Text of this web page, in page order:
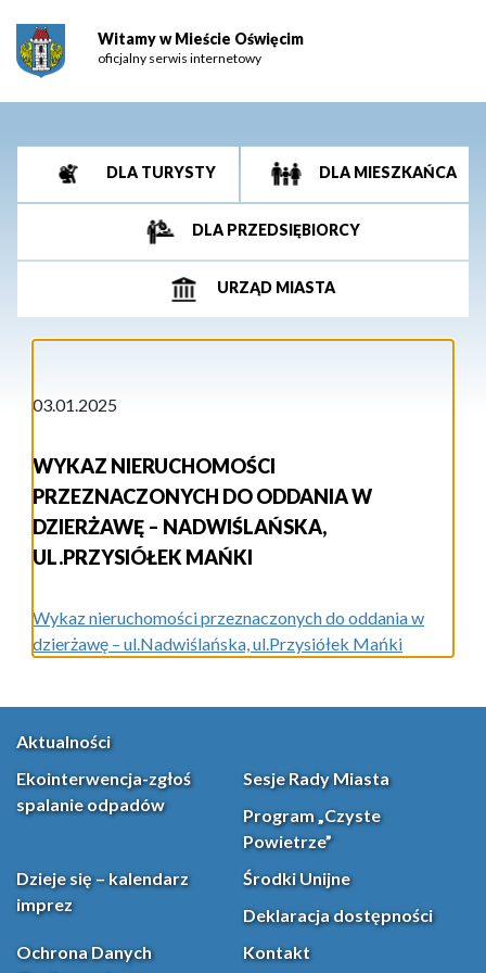
Witamy w Mieście Oświęcim
oficjalny serwis internetowy
DLA TURYSTY DLA MIESZKAŃCA
DLA PRZEDSIĘBIORCY
URZĄD MIASTA
03.01.2025
WYKAZ NIERUCHOMOŚCI
PRZEZNACZONYCH DO ODDANIA W
DZIERŻAWĘ – NADWIŚLAŃSKA,
UL.PRZYSIÓŁEK MAŃKI
Wykaz nieruchomości przeznaczonych do oddania w
dzierżawę – ul.Nadwiślańska, ul.Przysiółek Mańki
Aktualności
Ekointerwencja-zgłoś
spalanie odpadów
Sesje Rady Miasta
Program „Czyste
Powietrze”
Dzieje się – kalendarz
imprez
Środki Unijne
Deklaracja dostępności
Ochrona Danych
Kontakt